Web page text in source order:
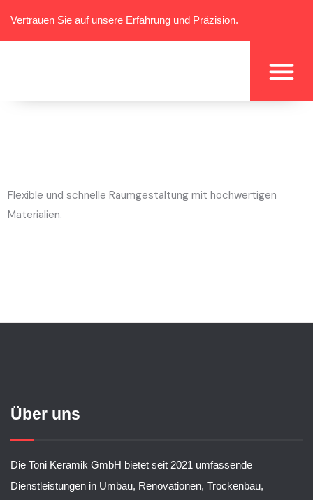
Vertrauen Sie auf unsere Erfahrung und Präzision.
Flexible und schnelle Raumgestaltung mit hochwertigen
Materialien.
Über uns
Die Toni Keramik GmbH bietet seit 2021 umfassende
Dienstleistungen in Umbau, Renovationen, Trockenbau,